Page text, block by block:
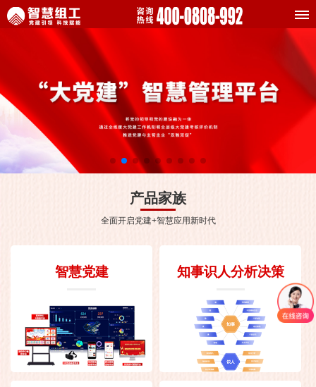
产品家族
全面开启党建+智慧应用新时代
智慧党建 知事识人分析决策